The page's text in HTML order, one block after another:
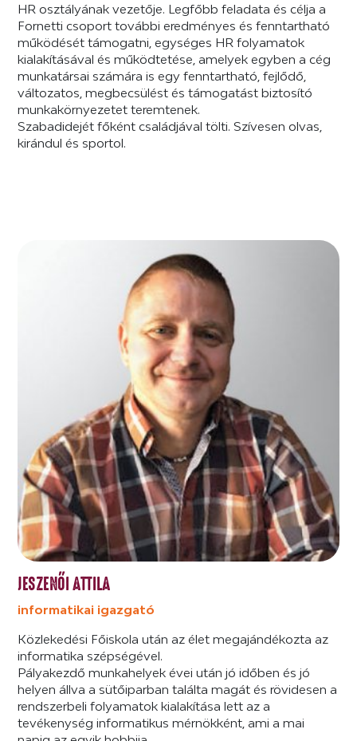
HR osztályának vezetője. Legfőbb feladata és célja a
Fornetti csoport további eredményes és fenntartható
működését támogatni, egységes HR folyamatok
kialakításával és működtetése, amelyek egyben a cég
munkatársai számára is egy fenntartható, fejlődő,
változatos, megbecsülést és támogatást biztosító
munkakörnyezetet teremtenek.
Szabadidejét főként családjával tölti. Szívesen olvas,
kirándul és sportol.
JESZENŐI ATTILA
informatikai igazgató
Közlekedési Főiskola után az élet megajándékozta az
informatika szépségével.
Pályakezdő munkahelyek évei után jó időben és jó
helyen állva a sütőiparban találta magát és rövidesen a
rendszerbeli folyamatok kialakítása lett az a
tevékenység informatikus mérnökként, ami a mai